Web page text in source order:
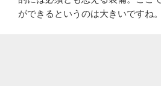
ができるというのは大きいですね。